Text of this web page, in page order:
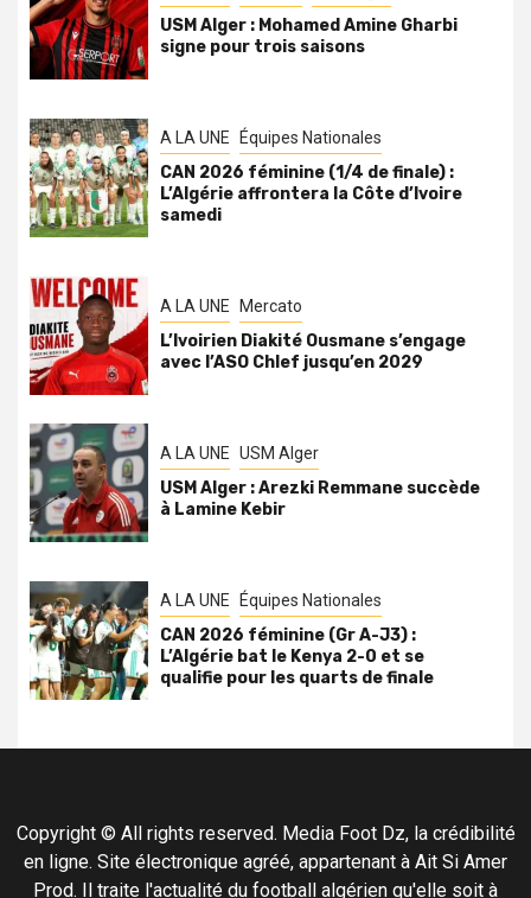
USM Alger : Mohamed Amine Gharbi
signe pour trois saisons
A LA UNE Équipes Nationales
CAN 2026 féminine (1/4 de finale) :
L’Algérie affrontera la Côte d’Ivoire
samedi
A LA UNE Mercato
L’Ivoirien Diakité Ousmane s’engage
avec l’ASO Chlef jusqu’en 2029
A LA UNE USM Alger
USM Alger : Arezki Remmane succède
à Lamine Kebir
A LA UNE Équipes Nationales
CAN 2026 féminine (Gr A-J3) :
L’Algérie bat le Kenya 2-0 et se
qualifie pour les quarts de finale
Copyright © All rights reserved. Media Foot Dz, la crédibilité
en ligne. Site électronique agréé, appartenant à Ait Si Amer
Prod. Il traite l'actualité du football algérien qu'elle soit à